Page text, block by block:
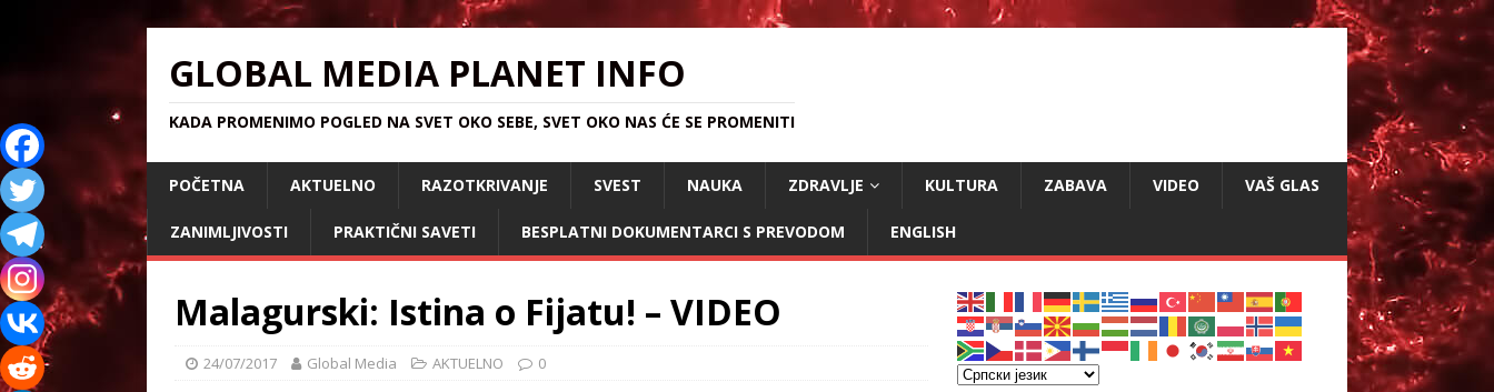
GLOBAL MEDIA PLANET INFO
KADA PROMENIMO POGLED NA SVET OKO SEBE, SVET OKO NAS ĆE SE PROMENITI
POČETNA AKTUELNO RAZOTKRIVANJE SVEST NAUKA ZDRAVLJE KULTURA ZABAVA VIDEO VAŠ GLAS
ZANIMLJIVOSTI PRAKTIČNI SAVETI BESPLATNI DOKUMENTARCI S PREVODOM ENGLISH
Malagurski: Istina o Fijatu! – VIDEO
24/07/2017 Global Media AKTUELNO 0